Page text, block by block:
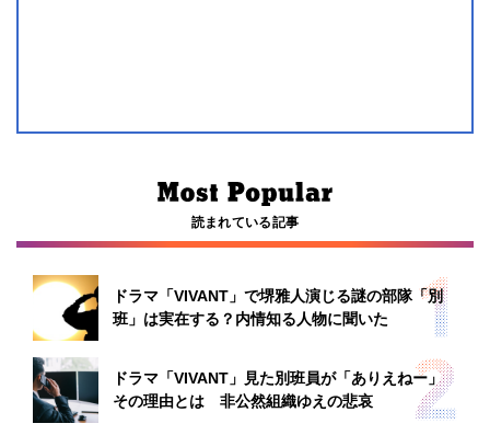
読まれている記事
ドラマ「VIVANT」で堺雅人演じる謎の部隊「別
班」は実在する？内情知る人物に聞いた
ドラマ「VIVANT」見た別班員が「ありえねー」
その理由とは 非公然組織ゆえの悲哀